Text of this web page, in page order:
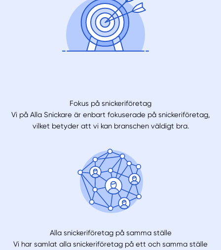
Fokus på snickeriföretag
Vi på Alla Snickare är enbart fokuserade på snickeriföretag,
vilket betyder att vi kan branschen väldigt bra.
Alla snickeriföretag på samma ställe
Vi har samlat alla snickeriföretag på ett och samma ställe